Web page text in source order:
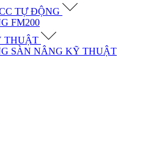
TỰ ĐỘNG
FM200
THUẬT
SÀN NÂNG KỸ THUẬT